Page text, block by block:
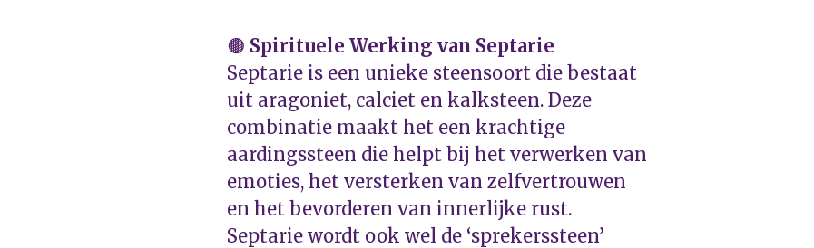
🟤 Spirituele Werking van Septarie
Septarie is een unieke steensoort die bestaat
uit aragoniet, calciet en kalksteen. Deze
combinatie maakt het een krachtige
aardingssteen die helpt bij het verwerken van
emoties, het versterken van zelfvertrouwen
en het bevorderen van innerlijke rust.
Septarie wordt ook wel de ‘sprekerssteen’